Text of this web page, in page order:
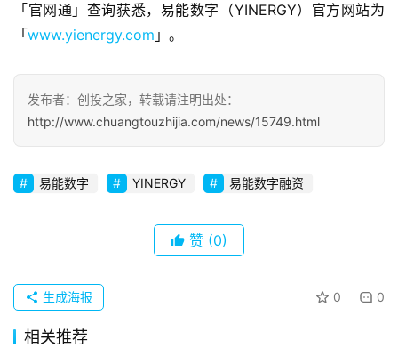
商
观
察
企
发
登录
「官网通」查询获悉，易能数字（YINERGY）官方网站为
「www.yienergy.com 」。
发布者：创投之家，转载请注明出处：
http://www.chuangtouzhijia.com/news/15749.html
易能数字 YINERGY 易能数字融资
赞 (0)
0 0
生成海报
相关推荐